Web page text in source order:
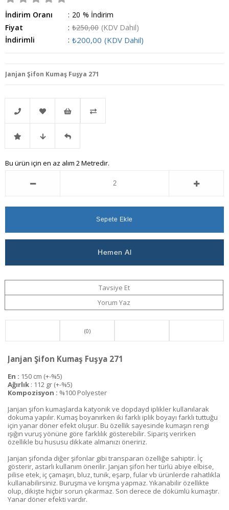
İndirim Oranı : %
20
İndirim
Fiyat
: ₺250,00 (KDV Dahil)
İndirimli
: ₺200,00 (KDV Dahil)
Janjan Şifon Kumaş Fuşya 271
Telefonla
Sipariş
Favorilere
Ekle
İstek
Listeme
İndirimli Fiyat
Ver
Gelince
Bu ürün için en az alım 2 Metredir.
Tavsiye Et
Yorum Yaz
(0)
Janjan Şifon Kumaş Fuşya 271
En : 150 cm (+-%5)
Ağırlık : 112 gr (+-%5)
Kompozisyon : %100 Polyester
Janjan şifon kumaşlarda katyonik ve dopdayd iplikler kullanılarak
dokuma yapılır. Kumaş boyanırken iki farklı iplik boyayı farklı tuttuğu
için yanar döner efekt oluşur. Bu özellik sayesinde kumaşın rengi
ışığın vuruş yönüne göre farklılık gösterebilir. Sipariş verirken
özellikle bu hususu dikkate almanızı öneririz.
Janjan şifonda diğer şifonlar gibi transparan özelliğe sahiptir. İç
gösterir, astarlı kullanım önerilir. Janjan şifon her türlü abiye elbise,
pilise etek, iç çamaşırı, bluz, tunik, eşarp, fular vb ürünlerde rahatlıkla
kullanabilirsiniz. Buruşma ve kırışma yapmaz. Yıkanabilir özellikte
olup, dikişte hiçbir sorun çıkarmaz. Son derece de dökümlü kumaştır.
Yanar döner efekti vardır.